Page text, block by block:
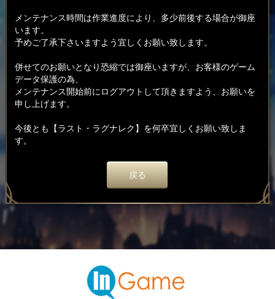
メンテナンス時間は作業進度により、多少前後する場合が御座
います。
予めご了承下さいますよう宜しくお願い致します。
併せてのお願いとなり恐縮では御座いますが、お客様のゲーム
データ保護の為、
メンテナンス開始前にログアウトして頂きますよう、お願いを
申し上げます。
今後とも【ラスト・ラグナレク】を何卒宜しくお願い致しま
す。
戻る